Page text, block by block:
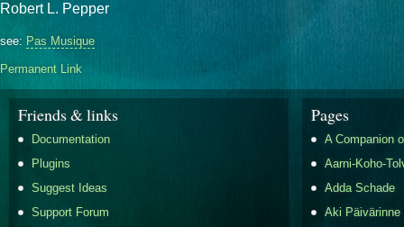
Robert L. Pepper
see: Pas Musique
Permanent Link
Friends & links
Documentation
Plugins
Suggest Ideas
Support Forum
Pages
A Companion
Aarni-Koho-
Adda Schade
Aki Päivärinne